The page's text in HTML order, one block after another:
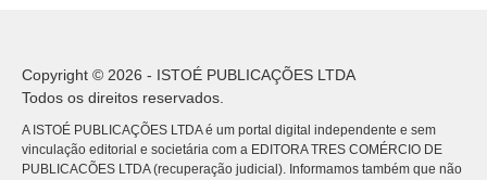
Copyright © 2026 - ISTOÉ PUBLICAÇÕES LTDA
Todos os direitos reservados.
A ISTOÉ PUBLICAÇÕES LTDA é um portal digital independente e sem
vinculação editorial e societária com a EDITORA TRES COMÉRCIO DE
PUBLICACÕES LTDA (recuperação judicial). Informamos também que não